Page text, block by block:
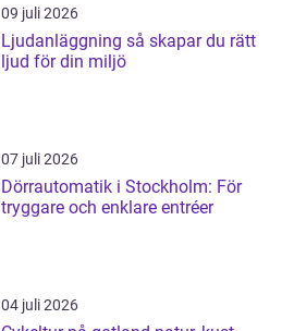
09 juli 2026
Ljudanläggning så skapar du rätt
ljud för din miljö
07 juli 2026
Dörrautomatik i Stockholm: För
tryggare och enklare entréer
04 juli 2026